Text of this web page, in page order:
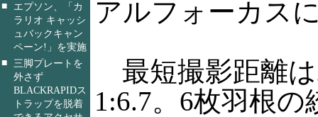
■
エプソン、「カ
ラリオ キャッシ
ュバックキャン
ペーン!」を実施
■ 三脚プレートを
外さず
BLACKRAPIDス
トラップを脱着
アルフォーカス
最短撮影距離は
1:6.7。6枚羽根